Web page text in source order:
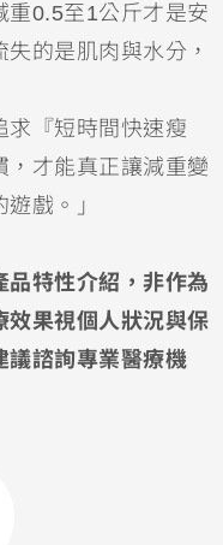
重0.5至1公斤才是安
的是肌肉與水分，
求『短時間快速瘦
，才能真正讓減重變
戲。」
品特性介紹，非作為
效果視個人狀況與保
議諮詢專業醫療機